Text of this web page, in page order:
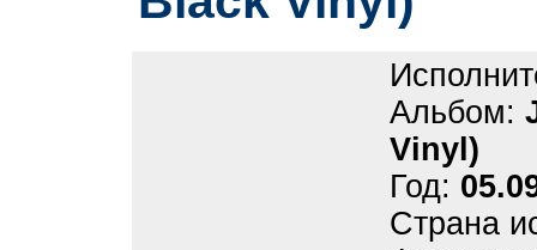
Альбом:
Vinyl)
Год:
Страна